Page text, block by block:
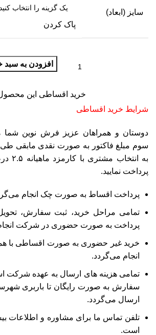
سایز (ابعاد)
پاک کردن
افزودن به سبد
خرید اقساطی این
شرایط خرید اقساطی
دوستان و همراهان عزیز فرش نوین شما
به
پرداخت نمایید.
پرداخت اقساط به صورت چک انجام
تمامی مراحل خرید، ثبت سفارش،
پرداخت به صورت حضوری در شرکت
خرید غیر حضوری به صورت اقساطی با
انجام می‌گردد.
تمامی هزینه های ارسال به عهده شرکت
سفارش به صورت رایگان تا باربری
ارسال می‌گردد.
تلفن تماس ما برای مشاوره و اطلاعات
است.